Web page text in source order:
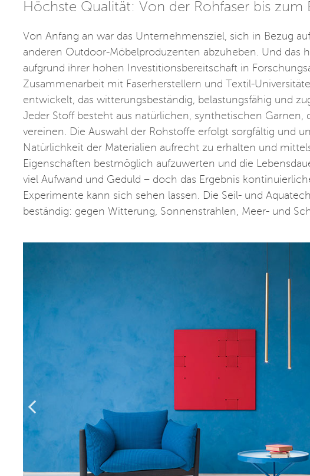
Höchste Qualität: Von der Rohfaser bis zum
Von Anfang an war das Unternehmensziel, sich in Bezug
anderen Outdoor-Möbelproduzenten abzuheben. Und das
aufgrund ihrer hohen Investitionsbereitschaft in
Zusammenarbeit mit Faserherstellern und Textil-
entwickelt, das witterungsbeständig, belastungsfähig und
Jeder Stoff besteht aus natürlichen, synthetischen Garnen,
vereinen. Die Auswahl der Rohstoffe erfolgt sorgfältig und
Natürlichkeit der Materialien aufrecht zu erhalten und
Eigenschaften bestmöglich aufzuwerten und die
viel Aufwand und Geduld – doch das Ergebnis
Experimente kann sich sehen lassen. Die Seil- und
beständig: gegen Witterung, Sonnenstrahlen, Meer- und